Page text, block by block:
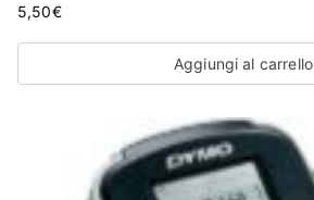
5,50€
Aggiungi al carrello